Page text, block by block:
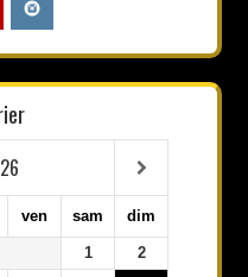
ven sam dim
1
2